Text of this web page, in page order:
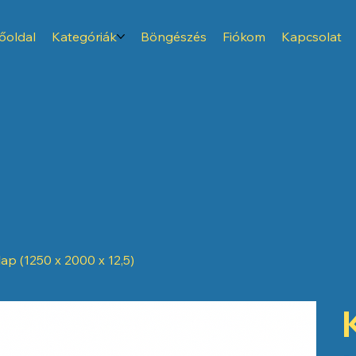
Kategóriák Böngészés Fiókom Kapcsolat
(1250 x 2000 x 12,5)